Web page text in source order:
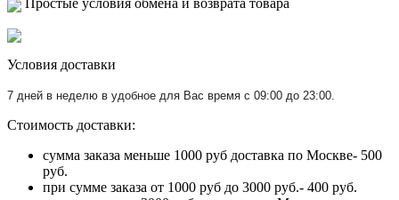
Простые условия обмена и возврата товара
Условия доставки
7 дней в неделю в удобное для Вас время с 09:00 до 23:00.
Стоимость доставки:
сумма заказа меньше 1000 руб доставка по Москве- 500
руб.
при сумме заказа от 1000 руб до 3000 руб.- 400 руб.